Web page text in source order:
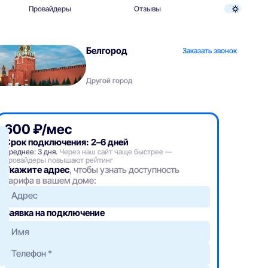
Провайдеры Отзывы
Белгород Заказать звонок
Другой город
600 ₽/мес
Срок подключения: 2–6 дней
Среднее: 3 дня. Через наш сайт чаще быстрее —
провайдеры повышают рейтинг
Укажите адрес, чтобы узнать доступность
тарифа в вашем доме:
Адрес
Заявка на подключение